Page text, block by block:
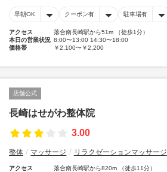
早朝OK クーポン有 駐車場有
アクセス
落合南長崎駅から51m （徒歩1分）
本日の営業状況 8:00〜13:00 14:30〜18:00
価格帯
￥2,100〜￥2,200
店舗公式
長崎はせがわ整体院
3.00
整体 マッサージ リラクゼーションマッサージ
アクセス 落合南長崎駅から820m （徒歩11分）